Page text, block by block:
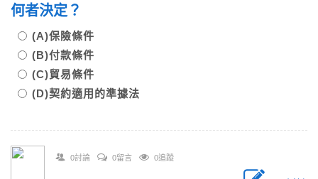
何者決定？
(A)保險條件
(B)付款條件
(C)貿易條件
(D)契約適用的準據法
0討論 0留言 0追蹤